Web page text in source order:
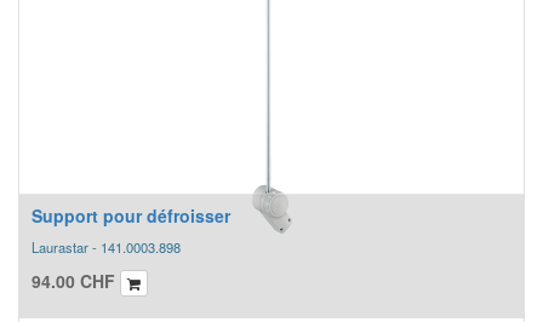
Support pour défroisser
Laurastar - 141.0003.898
94.00 CHF